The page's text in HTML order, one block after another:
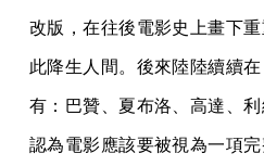
改版，在往後電影史上畫下
此降生人間。後來陸陸續續
有：巴贊、夏布洛、高達、
認為電影應該要被視為一項